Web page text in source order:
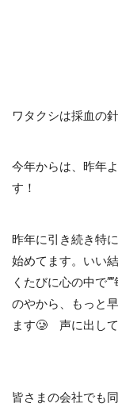
ワタクシは採血の
今年からは、昨年
す！
昨年に引き続き特
始めてます。いい
くたびに心の中で
のやから、もっと
ます🥲 声に出し
皆さまの会社でも